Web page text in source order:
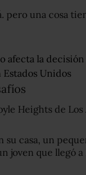
pero una cosa
afecta la
Unidos
Heights de
su casa, un
joven que llegó a